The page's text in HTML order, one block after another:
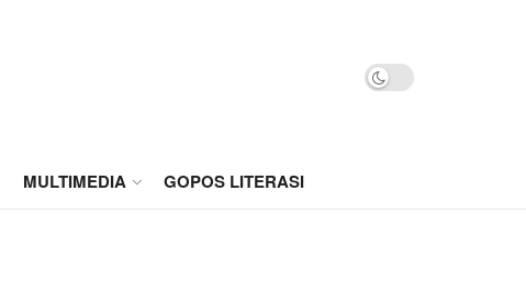
MULTIMEDIA GOPOS LITERASI